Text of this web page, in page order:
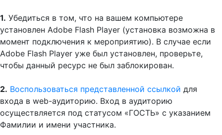
1. Убедиться в том, что на вашем компьютере
установлен Adobe Flash Player (установка возможна в
момент подключения к мероприятию). В случае если
Adobe Flash Player уже был установлен, проверьте,
чтобы данный ресурс не был заблокирован.
2. Воспользоваться представленной ссылкой для
входа в web-аудиторию. Вход в аудиторию
осуществляется под статусом «ГОСТЬ» с указанием
Фамилии и имени участника.